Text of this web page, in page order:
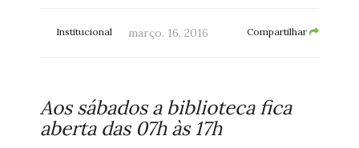
Institucional março. 16, 2016 Compartilhar
Aos sábados a biblioteca fica
aberta das 07h às 17h